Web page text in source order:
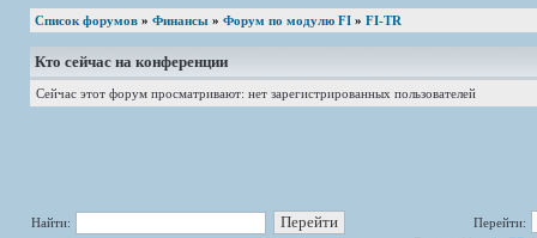
Список форумов » Финансы » Форум по модулю FI » FI-TR
Кто сейчас на конференции
Сейчас этот форум просматривают: нет зарегистрированных пользователей
Найти:
Перейти: